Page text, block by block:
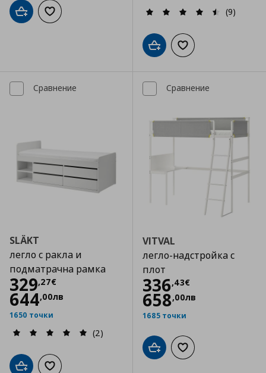
Добави в кошницата
Добави към списъка с любими (9)
Добави в кошницата
Добави към
Сравнение
SLÄKT
легло с ракла и
подматрачна рамка
329,27€
Цена
644,00лв
1650 точки
(2)
Добави в кошницата
Добави към списъка с любими
Сравнение
VITVAL
легло-надстройка с
плот
336,43€
Цена
658,00лв
1685 точки
Добави в кошницата
Добави към